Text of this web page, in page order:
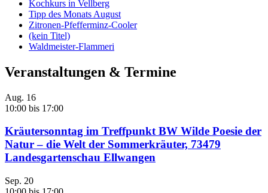
Kochkurs in Vellberg
Tipp des Monats August
Zitronen-Pfefferminz-Cooler
(kein Titel)
Waldmeister-Flammeri
Veranstaltungen & Termine
Aug. 16
10:00 bis 17:00
Kräutersonntag im Treffpunkt BW Wilde Poesie der
Natur – die Welt der Sommerkräuter, 73479
Landesgartenschau Ellwangen
Sep. 20